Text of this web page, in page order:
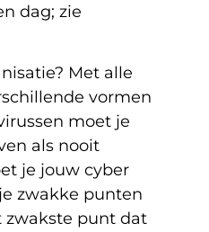
dag; zie
Met alle
vormen
moet je
als nooit
je jouw cyber
zwakke punten
zwakste punt dat